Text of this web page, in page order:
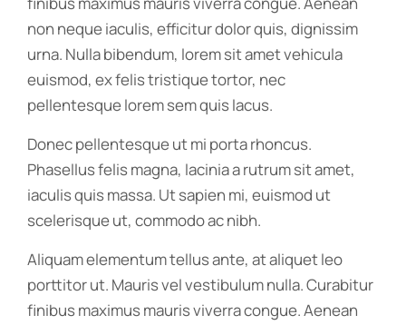
non neque iaculis, efficitur dolor quis, dignissim
urna. Nulla bibendum, lorem sit amet vehicula
euismod, ex felis tristique tortor, nec
pellentesque lorem sem quis lacus.
Donec pellentesque ut mi porta rhoncus.
Phasellus felis magna, lacinia a rutrum sit amet,
iaculis quis massa. Ut sapien mi, euismod ut
scelerisque ut, commodo ac nibh.
Aliquam elementum tellus ante, at aliquet leo
porttitor ut. Mauris vel vestibulum nulla. Curabitur
finibus maximus mauris viverra congue. Aenean